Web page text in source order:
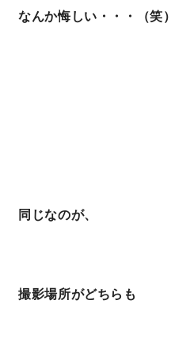
なんか悔しい・・・（笑）
同じなのが、
撮影場所がどちらも